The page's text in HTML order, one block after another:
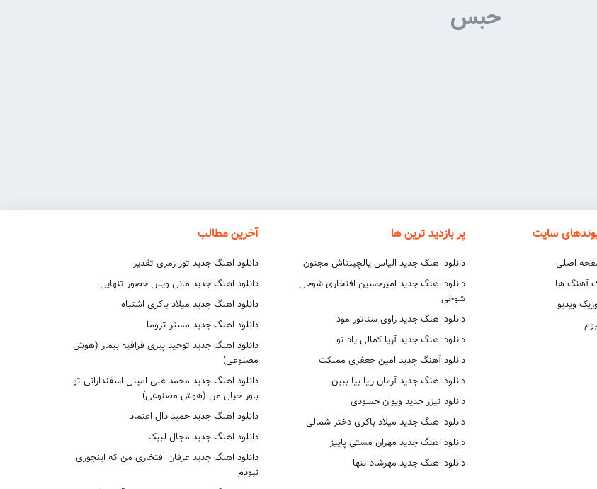
حبس
سایت
اصلی
آهنگ ها
ویدیو
پر بازدید ترین ها
دانلود اهنگ جدید الیاس یالچینتاش مجنون
دانلود اهنگ جدید امیرحسین افتخاری شوخی
شوخی
دانلود اهنگ جدید راوی سناتور مود
دانلود اهنگ جدید آریا کمالی یاد تو
دانلود آهنگ جدید امین جعفری مملکت
دانلود اهنگ جدید آرمان رایا بیا ببین
دانلود تیزر جدید ویوان حسودی
دانلود اهنگ جدید میلاد باکری دختر شمالی
دانلود اهنگ جدید مهران مستی پاییز
دانلود اهنگ جدید مهرشاد تنها
آخرین مطالب
دانلود اهنگ جدید تور زمری تقدیر
دانلود اهنگ جدید مانی ویس حضور تنهایی
دانلود اهنگ جدید میلاد باکری اشتباه
دانلود اهنگ جدید مستر تروما
دانلود اهنگ جدید توحید پیری قراقیه بیمار (هوش
مصنوعی)
دانلود اهنگ جدید محمد علی امینی اسفندارانی تو
باور خیال من (هوش مصنوعی)
دانلود اهنگ جدید حمید دال اعتماد
دانلود اهنگ جدید مجال لبیک
دانلود اهنگ جدید عرفان افتخاری من که اینجوری
نبودم